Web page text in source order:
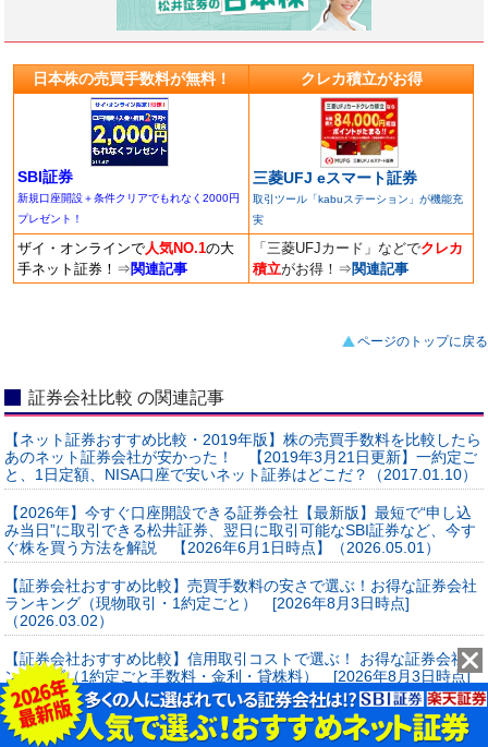
日本株の売買手数料が無料！ クレカ積立がお得
SBI証券
新規口座開設＋条件クリアでもれなく2000円
プレゼント！
三菱UFJ eスマート証券
取引ツール「kabuステーション」が機能充
実
ザイ・オンラインで人気NO.1の大
手ネット証券！ ⇒ 関連記事
「三菱UFJカード」などでクレカ
積立がお得！ ⇒ 関連記事
ページのトップに戻る
証券会社比較 の関連記事
【ネット証券おすすめ比較・2019年版】株の売買手数料を比較したら
あのネット証券会社が安かった！ 【2019年3月21日更新】一約定ご
と、1日定額、NISA口座で安いネット証券はどこだ？（2017.01.10）
【2026年】今すぐ口座開設できる証券会社【最新版】最短で“申し込
み当日”に取引できる松井証券、翌日に取引可能なSBI証券など、今す
ぐ株を買う方法を解説 【2026年6月1日時点】（2026.05.01）
【証券会社おすすめ比較】売買手数料の安さで選ぶ！お得な証券会社
ランキング（現物取引・1約定ごと） [2026年8月3日時点]
（2026.03.02）
【証券会社おすすめ比較】信用取引コストで選ぶ！ お得な証券会社ラ
ンキング（1約定ごと手数料・金利・貸株料） [2026年8月3日時点]
（2026.07.01）
【証券会社おすすめ比較】 IPO（新規公開株）の主幹事数・取扱銘